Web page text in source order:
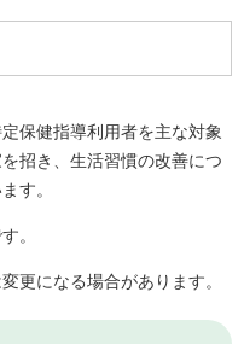
保健指導利用者を主な対象
招き、生活習慣の改善につ
す。
。
になる場合があります。